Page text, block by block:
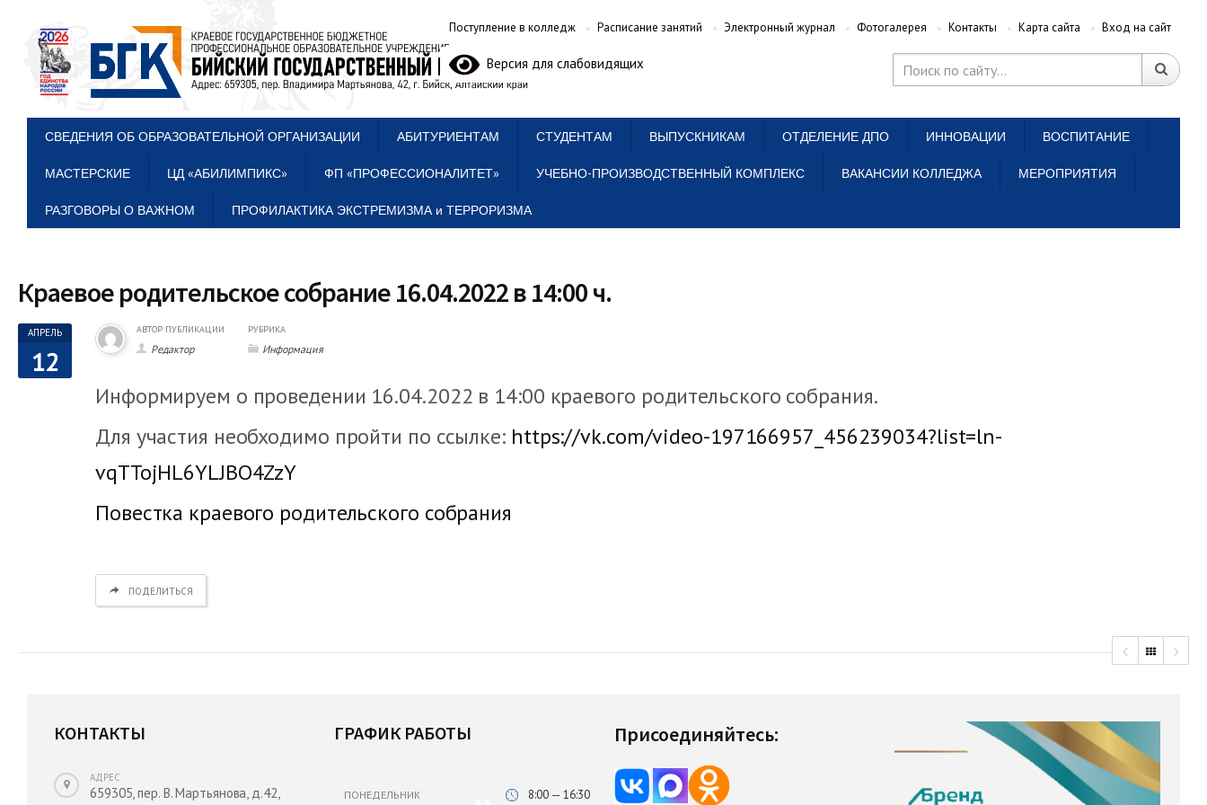
Поступление в колледж Расписание занятий Электронный журнал Фотогалерея Контакты Карта сайта Вход на сайт
Версия для слабовидящих
СВЕДЕНИЯ ОБ ОБРАЗОВАТЕЛЬНОЙ ОРГАНИЗАЦИИ АБИТУРИЕНТАМ СТУДЕНТАМ ВЫПУСКНИКАМ ОТДЕЛЕНИЕ ДПО ИННОВАЦИИ ВОСПИТАНИЕ
МАСТЕРСКИЕ ЦД «АБИЛИМПИКС» ФП «ПРОФЕССИОНАЛИТЕТ» УЧЕБНО-ПРОИЗВОДСТВЕННЫЙ КОМПЛЕКС ВАКАНСИИ КОЛЛЕДЖА МЕРОПРИЯТИЯ
РАЗГОВОРЫ О ВАЖНОМ ПРОФИЛАКТИКА ЭКСТРЕМИЗМА и ТЕРРОРИЗМА
Краевое родительское собрание 16.04.2022 в 14:00 ч.
АПРЕЛЬ
12
АВТОР ПУБЛИКАЦИИ
Редактор
РУБРИКА
Информация
Информируем о проведении 16.04.2022 в 14:00 краевого родительского собрания.
Для участия необходимо пройти по ссылке: https://vk.com/video-197166957_456239034?list=ln-
vqTTojHL6YLJBO4ZzY
Повестка краевого родительского собрания
ПОДЕЛИТЬСЯ
КОНТАКТЫ
АДРЕС
659305, пер. В. Мартьянова, д.42,
ГРАФИК РАБОТЫ
ПОНЕДЕЛЬНИК 8:00 — 16:30
Присоединяйтесь: